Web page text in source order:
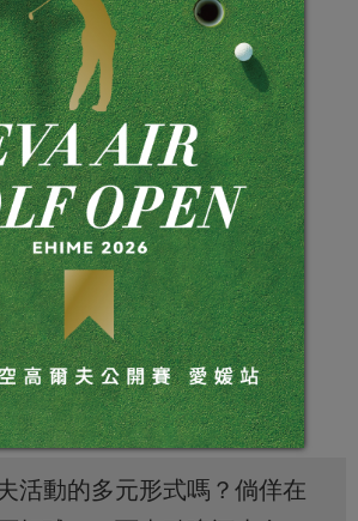
LINE
活動的多元形式嗎？倘佯在